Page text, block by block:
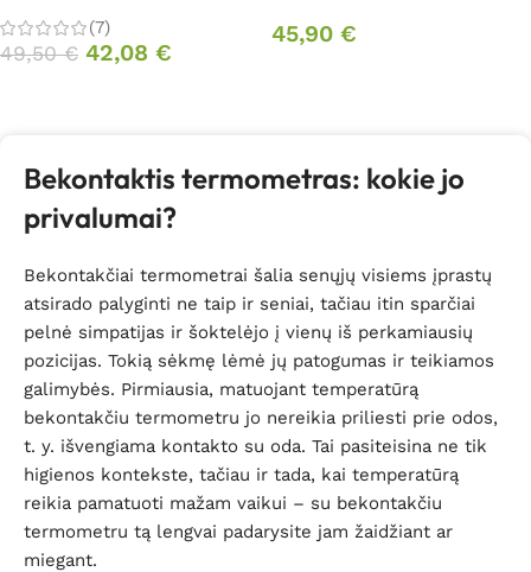
(7)
49,50€ 42,08 €
45,90 €
Bekontaktis termometras: kokie jo
privalumai?
Bekontakčiai termometrai šalia senųjų visiems įprastų
atsirado palyginti ne taip ir seniai, tačiau itin sparčiai
pelnė simpatijas ir šoktelėjo į vienų iš perkamiausių
pozicijas. Tokią sėkmę lėmė jų patogumas ir teikiamos
galimybės. Pirmiausia, matuojant temperatūrą
bekontakčiu termometru jo nereikia priliesti prie odos,
t. y. išvengiama kontakto su oda. Tai pasiteisina ne tik
higienos kontekste, tačiau ir tada, kai temperatūrą
reikia pamatuoti mažam vaikui – su bekontakčiu
termometru tą lengvai padarysite jam žaidžiant ar
miegant.